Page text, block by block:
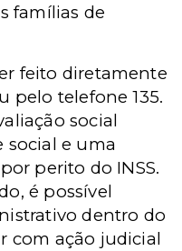
famílias de
feito diretamente
pelo telefone 135.
social
social e uma
perito do INSS.
é possível
dentro do
com ação judicial